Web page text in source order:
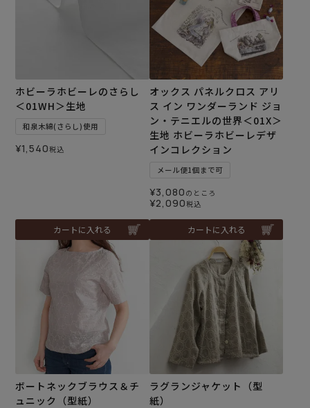
ホビーラホビーレのさらし
＜01WH＞生地
和泉木綿(さらし)使用
¥1,540税込
カートに入れる
オックス パネルクロス アリ
ス イン ワンダーランド ジョ
ン・テニエルの世界＜01X＞
生地 ホビーラホビーレデザ
インコレクション
メール便1個まで可
¥3,080 のところ
¥2,090税込
カートに入れる
ボートネックブラウス＆チ
ュニック（型紙）
ラグランジャケット（型
紙）